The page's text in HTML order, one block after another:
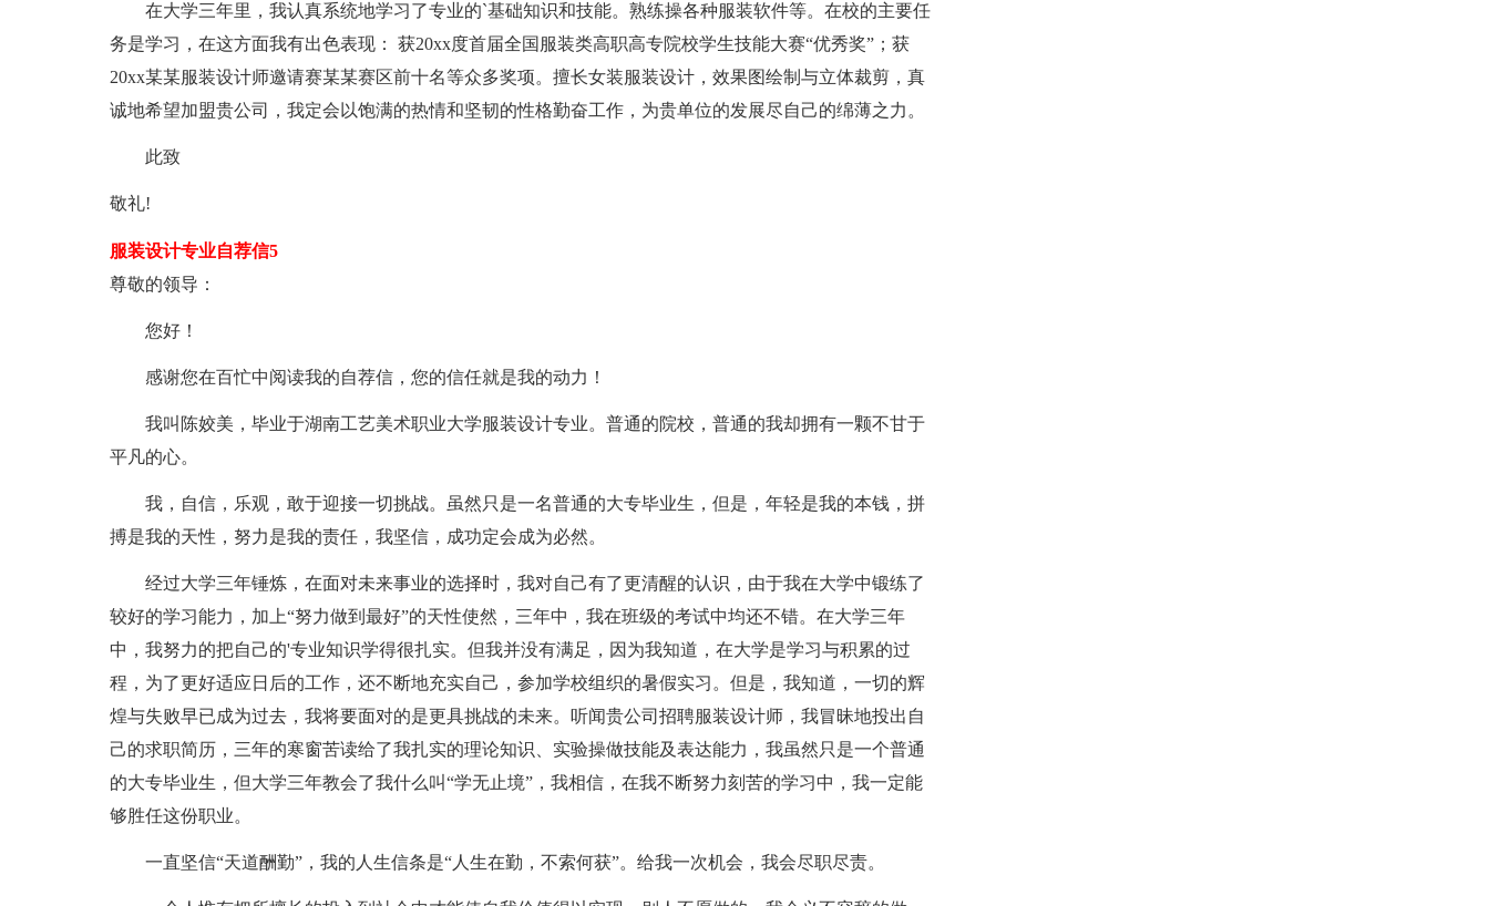
在大学三年里，我认真系统地学习了专业的`基础知识和技能。熟练操各种服装软件等。在校的主要任
务是学习，在这方面我有出色表现： 获20xx度首届全国服装类高职高专院校学生技能大赛“优秀奖”；获
20xx某某服装设计师邀请赛某某赛区前十名等众多奖项。擅长女装服装设计，效果图绘制与立体裁剪，真
诚地希望加盟贵公司，我定会以饱满的热情和坚韧的性格勤奋工作，为贵单位的发展尽自己的绵薄之力。
此致
敬礼!
服装设计专业自荐信5
尊敬的领导：
您好！
感谢您在百忙中阅读我的自荐信，您的信任就是我的动力！
我叫陈姣美，毕业于湖南工艺美术职业大学服装设计专业。普通的院校，普通的我却拥有一颗不甘于
平凡的心。
我，自信，乐观，敢于迎接一切挑战。虽然只是一名普通的大专毕业生，但是，年轻是我的本钱，拼
搏是我的天性，努力是我的责任，我坚信，成功定会成为必然。
经过大学三年锤炼，在面对未来事业的选择时，我对自己有了更清醒的认识，由于我在大学中锻练了
较好的学习能力，加上“努力做到最好”的天性使然，三年中，我在班级的考试中均还不错。在大学三年
中，我努力的把自己的'专业知识学得很扎实。但我并没有满足，因为我知道，在大学是学习与积累的过
程，为了更好适应日后的工作，还不断地充实自己，参加学校组织的暑假实习。但是，我知道，一切的辉
煌与失败早已成为过去，我将要面对的是更具挑战的未来。听闻贵公司招聘服装设计师，我冒昧地投出自
己的求职简历，三年的寒窗苦读给了我扎实的理论知识、实验操做技能及表达能力，我虽然只是一个普通
的大专毕业生，但大学三年教会了我什么叫“学无止境”，我相信，在我不断努力刻苦的学习中，我一定能
够胜任这份职业。
一直坚信“天道酬勤”，我的人生信条是“人生在勤，不索何获”。给我一次机会，我会尽职尽责。